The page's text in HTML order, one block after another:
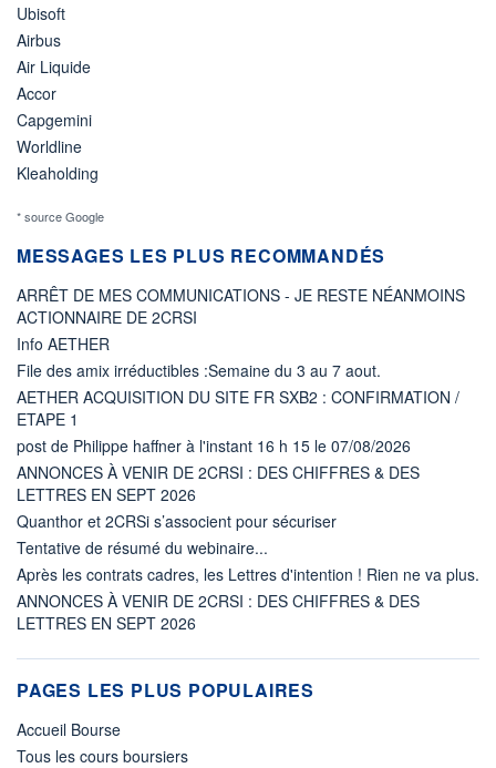
Ubisoft
Airbus
Air Liquide
Accor
Capgemini
Worldline
Kleaholding
* source Google
MESSAGES LES PLUS RECOMMANDÉS
ARRÊT DE MES COMMUNICATIONS - JE RESTE NÉANMOINS
ACTIONNAIRE DE 2CRSI
Info AETHER
File des amix irréductibles :Semaine du 3 au 7 aout.
AETHER ACQUISITION DU SITE FR SXB2 : CONFIRMATION /
ETAPE 1
post de Philippe haffner à l'instant 16 h 15 le 07/08/2026
ANNONCES À VENIR DE 2CRSI : DES CHIFFRES & DES
LETTRES EN SEPT 2026
Quanthor et 2CRSi s’associent pour sécuriser
Tentative de résumé du webinaire...
Après les contrats cadres, les Lettres d'intention ! Rien ne va plus.
ANNONCES À VENIR DE 2CRSI : DES CHIFFRES & DES
LETTRES EN SEPT 2026
PAGES LES PLUS POPULAIRES
Accueil Bourse
Tous les cours boursiers